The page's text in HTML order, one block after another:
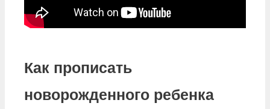
Как прописать
новорожденного ребенка